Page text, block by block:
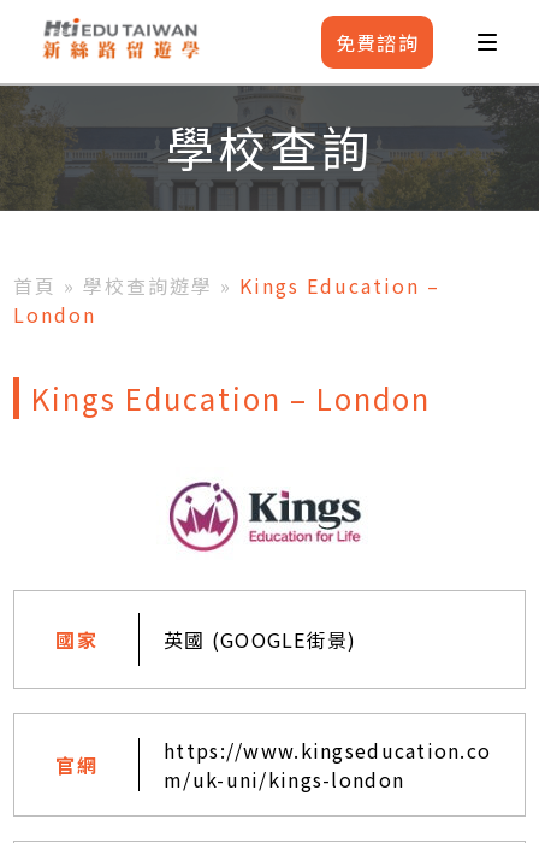
免費諮詢
學校查詢
首頁 »學校查詢遊學 » Kings Education –
London
Kings Education – London
國家 英國 (GOOGLE街景)
官網
https://www.kingseducation.co
m/uk-uni/kings-london